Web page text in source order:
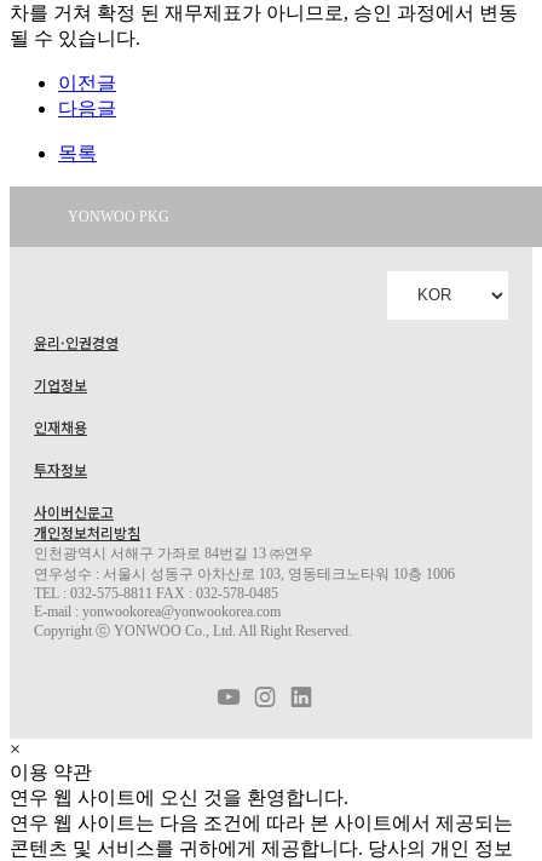
차를 거쳐 확정 된 재무제표가 아니므로, 승인 과정에서 변동
될 수 있습니다.
이전글
다음글
목록
YONWOO PKG
IMPORTLIMITED
AROMATIC
윤리·인권경영
기업정보
인재채용
투자정보
사이버신문고
개인정보처리방침
인천광역시 서해구 가좌로 84번길 13 ㈜연우
연우성수 : 서울시 성동구 아차산로 103, 영동테크노타워 10층 1006
TEL : 032-575-8811 FAX : 032-578-0485
E-mail : yonwookorea@yonwookorea.com
Copyright ⓒ YONWOO Co., Ltd. All Right Reserved.
×
이용 약관
연우 웹 사이트에 오신 것을 환영합니다.
연우 웹 사이트는 다음 조건에 따라 본 사이트에서 제공되는
콘텐츠 및 서비스를 귀하에게 제공합니다. 당사의 개인 정보